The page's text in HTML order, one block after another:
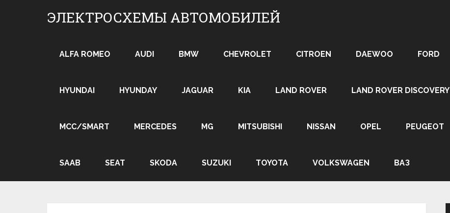
ЭЛЕКТРОСХЕМЫ АВТОМОБИЛЕЙ
ALFA ROMEO AUDI BMW CHEVROLET CITROEN DAEWOO FORD
HYUNDAI HYUNDAY JAGUAR KIA LAND ROVER LAND ROVER DISCOVERY
MCC/SMART MERCEDES MG MITSUBISHI NISSAN OPEL PEUGEOT
SAAB SEAT SKODA SUZUKI TOYOTA VOLKSWAGEN ВАЗ